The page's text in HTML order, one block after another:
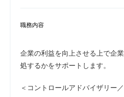
職務内容
企業の利益を向上させる上で企
処するかをサポートします。
＜コントロールアドバイザリー